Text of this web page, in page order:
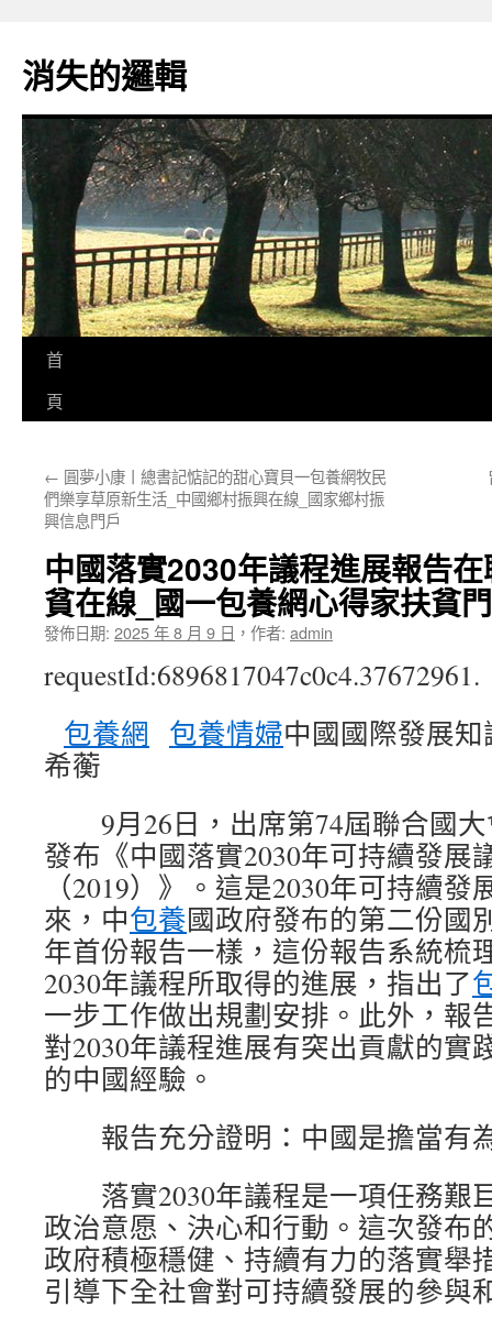
主
要
消失的邏輯
首
頁
← 圓夢小康丨總書記惦記的甜心寶貝一包養網牧民
們樂享草原新生活_中國鄉村振興在線_國家鄉村振
興信息門戶
中國落實2030年議程進展報告
貧在線_國一包養網心得家扶貧
發佈日期: 2025 年 8 月 9 日 ， 作者: admin
requestId:6896817047c0c4.37672961.
包養網
包養情婦中國國際發展知
希蘅
9月26日，出席第74屆聯合國大
發布《中國落實2030年可持續發展
（2019）》。這是2030年可持續發
來，中包養國政府發布的第二份國
年首份報告一樣，這份報告系統梳
2030年議程所取得的進展，指出了
一步工作做出規劃安排。此外，報
對2030年議程進展有突出貢獻的實
的中國經驗。
報告充分證明：中國是擔當有
落實2030年議程是一項任務艱
政治意愿、決心和行動。這次發布
政府積極穩健、持續有力的落實舉
引導下全社會對可持續發展的參與